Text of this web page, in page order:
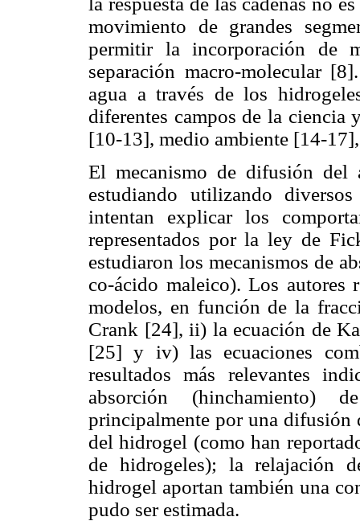
movimiento de grandes
permitir la incorporación de
separación macro-molecular
agua a través de los
diferentes campos de la
[10-13], medio ambiente [14-
El mecanismo de difusión del
estudiando utilizando
intentan explicar los
representados por la ley de
estudiaron los mecanismos de
co-ácido maleico). Los autores
modelos, en función de la
Crank [24], ii) la ecuación de
[25] y iv) las ecuaciones
resultados más relevantes
absorción (hinchamiento)
principalmente por una
del hidrogel (como han
de hidrogeles); la relajación
hidrogel aportan también una
pudo ser estimada.